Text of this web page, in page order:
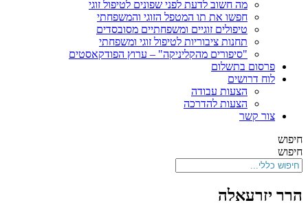
מה חשוב לדעת לפני שפונים לטיפול זוגי
חפשו את תו המטפל הזוגי והמשפחתי
טיפולים זוגיים ומשפחתיים מסובסדים
תחנות ציבוריות לטיפול זוגי ומשפחתי
"סיפורים מהקליניקה" – ערוץ הפודקאסטים
פרסום בתשלום
לוח דרושים
הצעות עבודה
הצעות להדרכה
צור קשר
חיפוש
חיפוש
הרר יזרעאלה